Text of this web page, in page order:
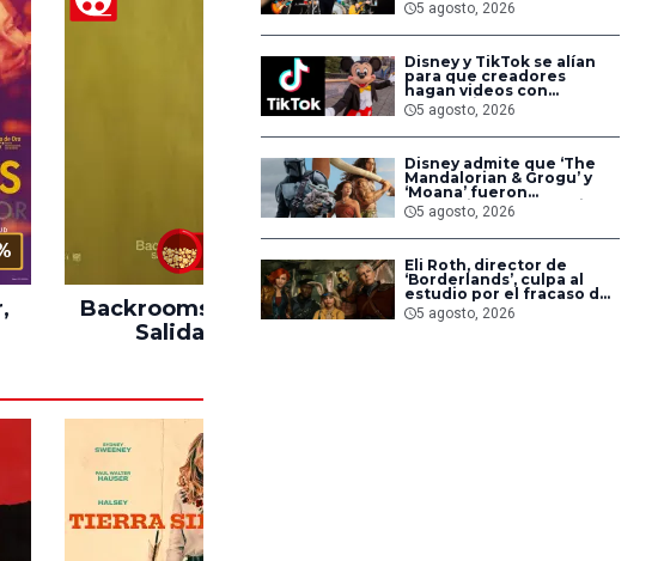
Backrooms: Sin
Salida
Hasta el Fin del
5 agosto, 2026
Disney y TikTok se alían
para que creadores
hagan videos con
personajes de Marvel,
Pixar y ‘Star Wars’
5 agosto, 2026
Disney admite que ‘The
Mandalorian & Grogu’ y
‘Moana’ fueron
decepciones en taquilla
pero lograron algo
especial
5 agosto, 2026
Eli Roth, director de
‘Borderlands’, culpa al
estudio por el fracaso de
la película
5 agosto, 2026